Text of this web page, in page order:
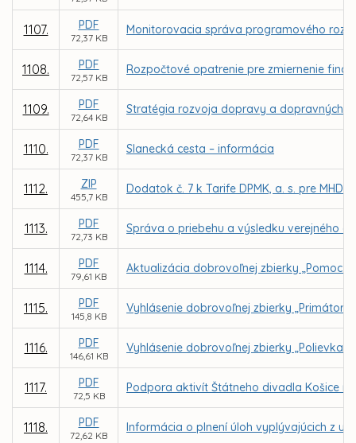
1107. PDF
72,37 KB
Monitorovacia správa programového
1108. PDF
72,57 KB
Rozpočtové opatrenie pre zmiernenie
1109. PDF
72,64 KB
Stratégia rozvoja dopravy a dopravných
1110. PDF
72,37 KB
Slanecká cesta – informácia
1112. ZIP
455,7 KB
Dodatok č. 7 k Tarife DPMK, a. s. pre MHD
1113. PDF
72,73 KB
Správa o priebehu a výsledku verejného
1114. PDF
79,61 KB
Aktualizácia dobrovoľnej zbierky „Pomoc
1115. PDF
145,8 KB
Vyhlásenie dobrovoľnej zbierky
1116. PDF
146,61 KB
Vyhlásenie dobrovoľnej zbierky „Polievka
1117. PDF
72,5 KB
Podpora aktivít Štátneho divadla Košice
1118. PDF
72,62 KB
Informácia o plnení úloh vyplývajúcich z